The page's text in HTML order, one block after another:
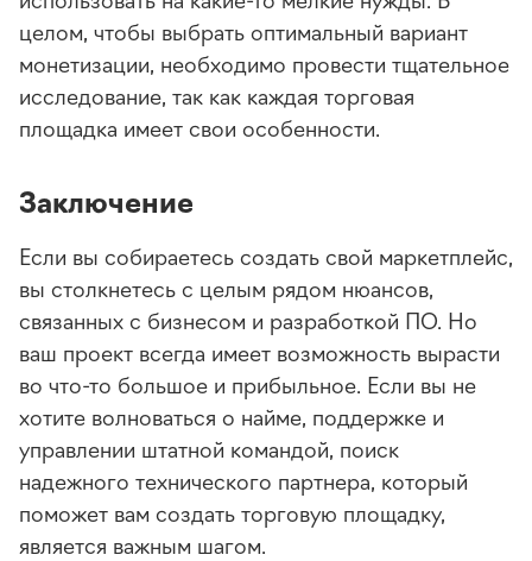
целом, чтобы выбрать оптимальный вариант
монетизации, необходимо провести тщательное
исследование, так как каждая торговая
площадка имеет свои особенности.
Заключение
Если вы собираетесь создать свой маркетплейс,
вы столкнетесь с целым рядом нюансов,
связанных с бизнесом и разработкой ПО. Но
ваш проект всегда имеет возможность вырасти
во что-то большое и прибыльное. Если вы не
хотите волноваться о найме, поддержке и
управлении штатной командой, поиск
надежного технического партнера, который
поможет вам создать торговую площадку,
является важным шагом.